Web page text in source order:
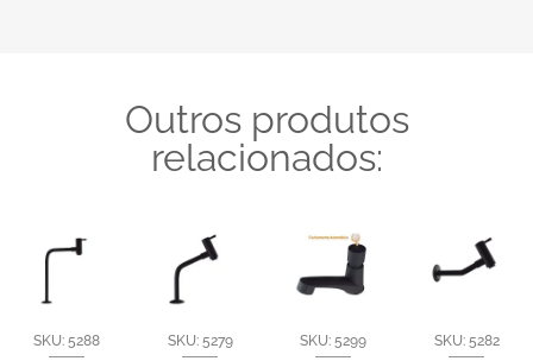
Outros produtos
relacionados:
SKU: 5288 SKU: 5279 SKU: 5299 SKU: 5282